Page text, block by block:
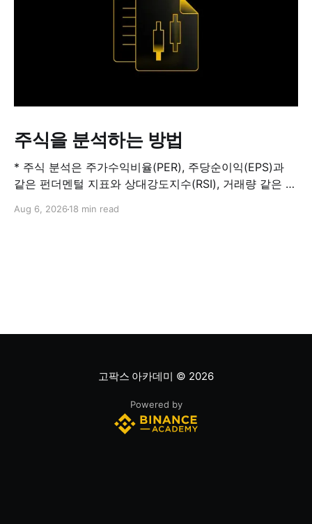
주식을 분석하는 방법
* 주식 분석은 주가수익비율(PER), 주당순이익(EPS)과
같은 펀더멘털 지표와 상대강도지수(RSI), 거래량 같은 기
는지, 저평가됐는지를 판단하는 과정입니다. 하나의 지표
Aug 6, 2026 18 min read
고팍스 아카데미 © 2026
Powered by